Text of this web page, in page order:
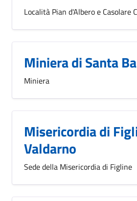
Località Pian d'Albero e Casolare
Miniera di Santa
Miniera
Misericordia di
Valdarno
Sede della Misericordia di Figline